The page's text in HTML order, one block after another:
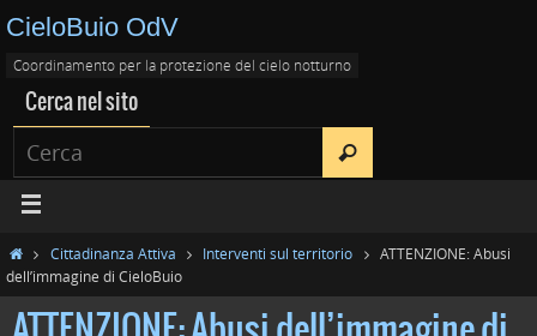
CieloBuio OdV
Coordinamento per la protezione del cielo notturno
Cerca nel sito
Cittadinanza Attiva Interventi sul territorio
ATTENZIONE: Abusi
dell’immagine di CieloBuio